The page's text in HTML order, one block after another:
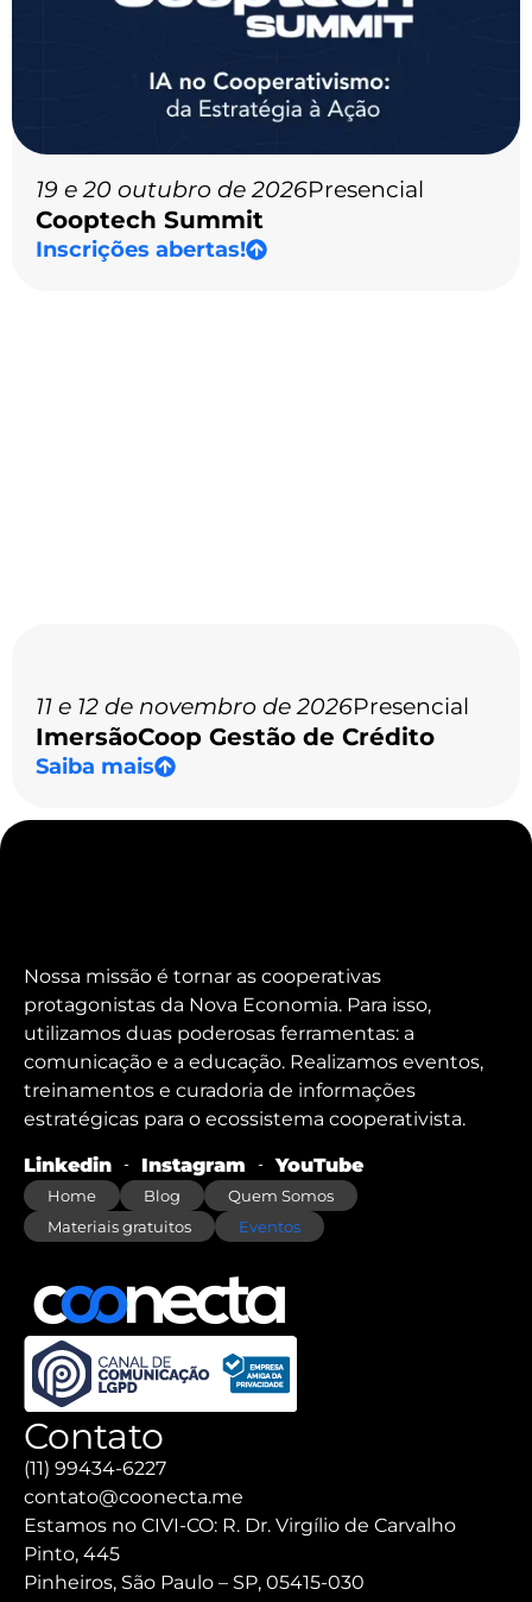
19 e 20 outubro de 2026Presencial
Cooptech Summit
Inscrições abertas!
11 e 12 de novembro de 2026Presencial
ImersãoCoop Gestão de Crédito
Saiba mais
Nossa missão é tornar as cooperativas
protagonistas da Nova Economia. Para isso,
utilizamos duas poderosas ferramentas: a
comunicação e a educação. Realizamos eventos,
treinamentos e curadoria de informações
estratégicas para o ecossistema cooperativista.
Linkedin Instagram YouTube
Home Blog
Quem Somos
Materiais gratuitos
Eventos
Contato
(11) 99434-6227
contato@coonecta.me
Estamos no CIVI-CO: R. Dr. Virgílio de Carvalho
Pinto, 445
Pinheiros, São Paulo – SP, 05415-030